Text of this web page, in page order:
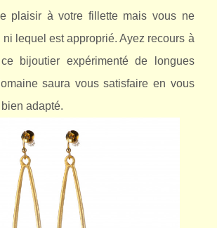
plaisir à votre fillette mais vous ne
lequel est approprié. Ayez recours à
bijoutier expérimenté de longues
saura vous satisfaire en vous
adapté.